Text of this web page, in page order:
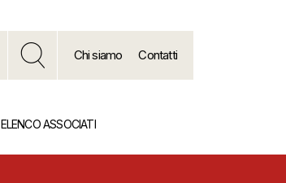
Chi siamo Contatti
ELENCO ASSOCIATI